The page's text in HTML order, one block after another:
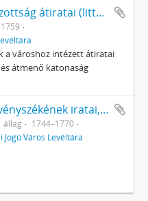
A pozsonyi tartományi bizottság átiratai (litterae Comissiariatus Provincialis Posoniensis)
a városhoz intézett átiratai
átmenő katonaság
Győr város törvényszékének iratai, tárnokszéki rendeletek (mandata tavernicalia)
állag
1744–1770
Jogú Város Levéltára